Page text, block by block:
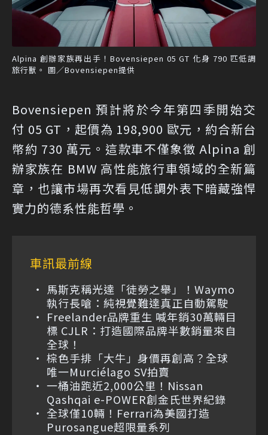
Alpina 創辦家族再出手！Bovensiepen 05 GT 化身 790 匹低調
旅行獸。 圖／Bovensiepen提供
Bovensiepen 預計將於今年第四季開始交
付 05 GT，起價為 198,900 歐元，約合新台
幣約 730 萬元。這款車不僅象徵 Alpina 創
辦家族在 BMW 高性能旅行車領域的全新篇
章，也讓市場再次看見低調外表下暗藏強悍
實力的德系性能哲學。
車訊最前線
馬斯克稱光達「徒勞之舉」！Waymo
執行長嗆：純視覺難達真正自動駕駛
Freelander品牌重生 喊年銷30萬輛目
標 CJLR：打造國際品牌半數銷量來自
全球！
棕色手排「大牛」身價再創高？全球
唯一Murciélago SV拍賣
一桶油跑近2,000公里！Nissan
Qashqai e-POWER創金氏世界紀錄
全球僅10輛！Ferrari為美國打造
Purosangue超限量系列